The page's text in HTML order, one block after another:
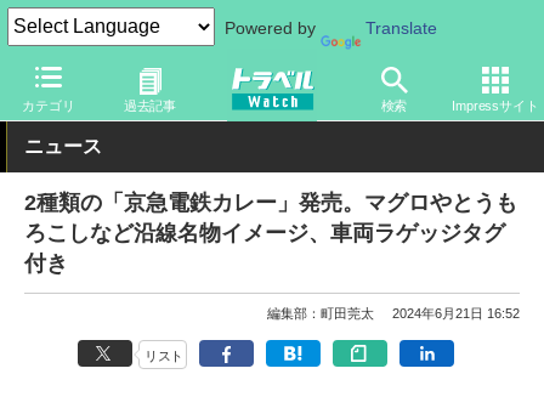
Powered by Translate
カテゴリ 過去記事 検索 Impressサイト
トラベル Watch 旅の方法 鉄旅 その他
ニュース
2種類の「京急電鉄カレー」発売。マグロやとうも
ろこしなど沿線名物イメージ、車両ラゲッジタグ
付き
編集部：町田莞太 2024年6月21日 16:52
リスト